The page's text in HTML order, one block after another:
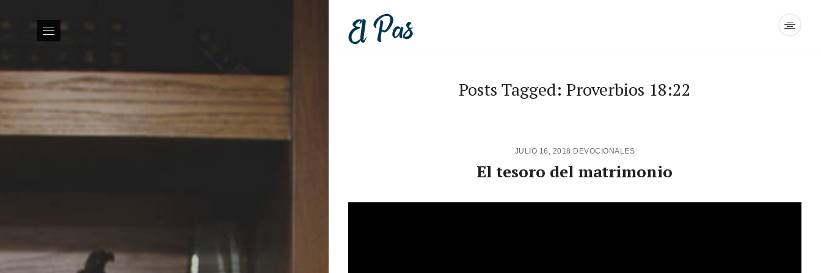
Posts Tagged: Proverbios 18:22
JULIO 16, 2018 DEVOCIONALES
El tesoro del matrimonio